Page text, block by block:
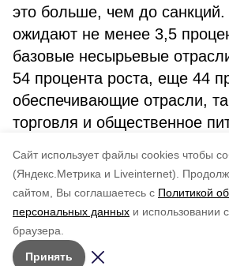
Cайт использует файлы cookies чтобы
(Яндекс.Метрика и Liveinternet).
сайтом, Вы соглашаетесь с Политикой
персональных данных и использовании
браузера.
Принять
это больше, чем до санкций.
ожидают не менее 3,5
базовые несырьевые
54 процента роста, еще 44
обеспечивающие отрасли,
торговля и общественное
ископаемых.
по оценке
5